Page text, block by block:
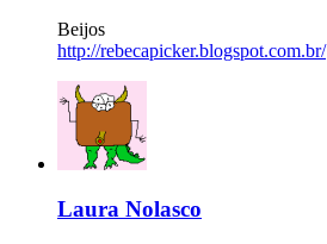
Beijos
http://rebecapicker.blogspot.com.br/
Laura Nolasco